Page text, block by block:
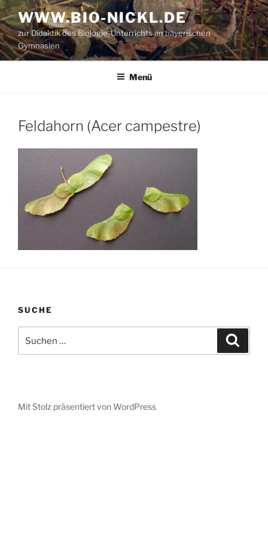
Zum
Inhalt
springen
WWW.BIO-NICKL.DE
zur Didaktik des Biologie-Unterrichts an bayerischen
Gymnasien
Menü
Feldahorn (Acer campestre)
SUCHE
nach:
Mit Stolz präsentiert von WordPress